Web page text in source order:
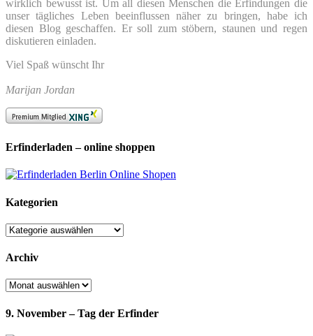
wirklich bewusst ist. Um all diesen Menschen die Erfindungen die
unser tägliches Leben beeinflussen näher zu bringen, habe ich
diesen Blog geschaffen. Er soll zum stöbern, staunen und regen
diskutieren einladen.
Viel Spaß wünscht Ihr
Marijan Jordan
Erfinderladen – online shoppen
Kategorien
Kategorien
Archiv
Archiv
9. November – Tag der Erfinder